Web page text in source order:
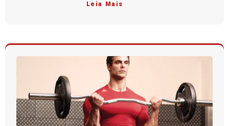
Leia Mais